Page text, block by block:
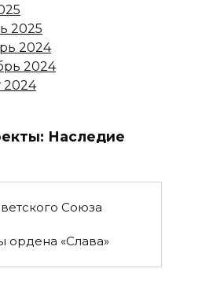
2025
2024
2024
2024
Наследие
Союза
ордена «Слава»